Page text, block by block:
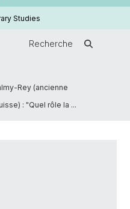
Studies
Recherche
Rey (ancienne
: "Quel rôle la ...